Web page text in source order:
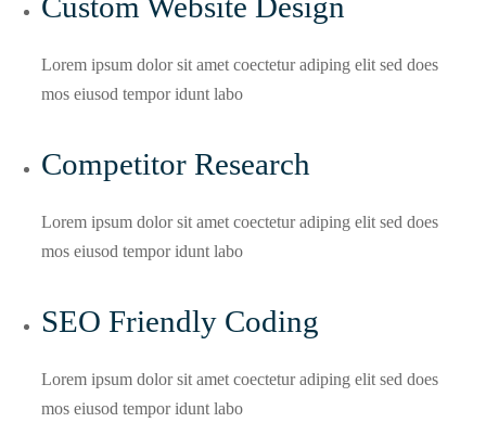
Lorem ipsum dolor sit amet coectetur adiping elit sed does
mos eiusod tempor idunt labo
Competitor Research​
Lorem ipsum dolor sit amet coectetur adiping elit sed does
mos eiusod tempor idunt labo
SEO Friendly Coding​
Lorem ipsum dolor sit amet coectetur adiping elit sed does
mos eiusod tempor idunt labo